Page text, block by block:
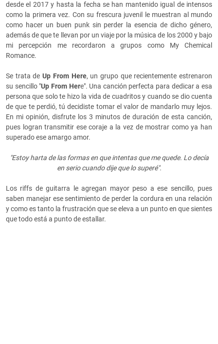
desde el 2017 y hasta la fecha se han mantenido igual de intensos
como la primera vez. Con su frescura juvenil le muestran al mundo
como hacer un buen punk sin perder la esencia de dicho género,
además de que te llevan por un viaje por la música de los 2000 y bajo
mi percepción me recordaron a grupos como My Chemical
Romance.
Se trata deUp From Here, un grupo que recientemente estrenaron
su sencillo "Up From Here". Una canción perfecta para dedicar a esa
persona que solo te hizo la vida de cuadritos y cuando se dio cuenta
de que te perdió, tú decidiste tomar el valor de mandarlo muy lejos.
En mi opinión, disfrute los 3 minutos de duración de esta canción,
pues logran transmitir ese coraje a la vez de mostrar como ya han
superado ese amargo amor.
"Estoy harta de las formas en que intentas que me quede. Lo decía
en serio cuando dije que lo superé".
Los riffs de guitarra le agregan mayor peso a ese sencillo, pues
saben manejar ese sentimiento de perder la cordura en una relación
y como es tanto la frustración que se eleva a un punto en que sientes
que todo está a punto de estallar.